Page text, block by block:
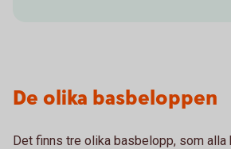
De olika basbeloppen
Det finns tre olika basbelopp, som